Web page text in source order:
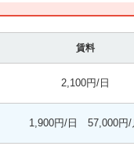
賃料
2,100円/日
1,900円/日 57,000円/